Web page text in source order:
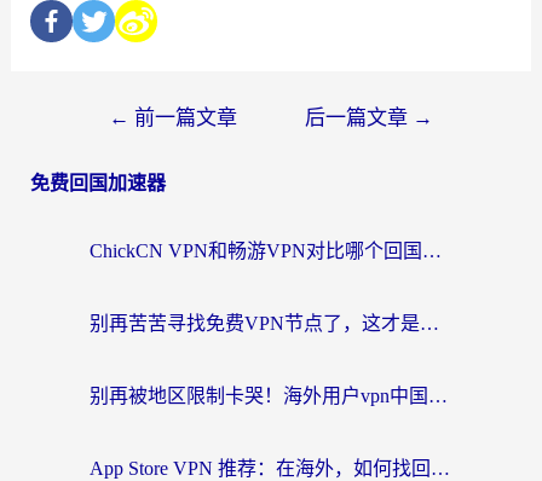
← 前一篇文章 后一篇文章 →
免费回国加速器
ChickCN VPN和畅游VPN对比哪个回国效果更好？海外党必看的回国加速器选择指南
别再苦苦寻找免费VPN节点了，这才是海外访问国内资源的正确姿势
别再被地区限制卡哭！海外用户vpn中国下载全攻略，无缝刷剧办公社交
App Store VPN 推荐：在海外，如何找回那扇回家的“任意门”？